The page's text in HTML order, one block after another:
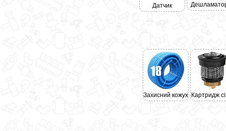
Датчик
Захисний кожух Картридж